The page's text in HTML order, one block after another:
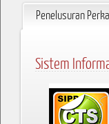
Penelusuran
Sistem
Pencarian